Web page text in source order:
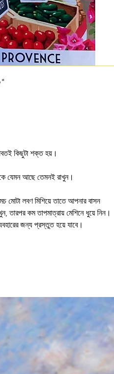
কিছুটা শক্ত হয়।
যেমন আছে তেমনই রাখুন।
মোটা লবণ মিশিয়ে তাতে আপনার বাসন
তারপর কম তাপমাত্রায় মেশিনে ধুয়ে নিন।
জন্য প্রস্তুত হয়ে যাবে।